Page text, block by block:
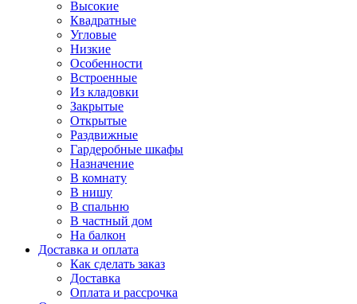
Высокие
Квадратные
Угловые
Низкие
Особенности
Встроенные
Из кладовки
Закрытые
Открытые
Раздвижные
Гардеробные шкафы
Назначение
В комнату
В нишу
В спальню
В частный дом
На балкон
Доставка и оплата
Как сделать заказ
Доставка
Оплата и рассрочка